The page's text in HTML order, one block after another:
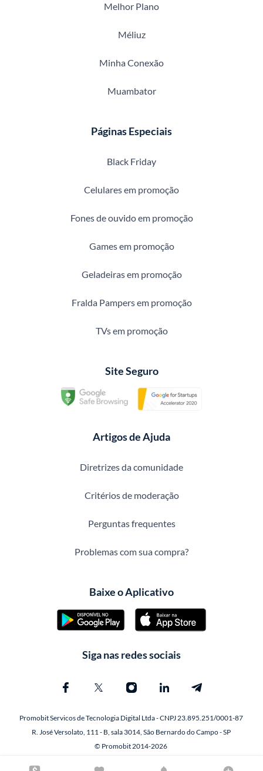
Melhor Plano
Méliuz
Minha Conexão
Muambator
Páginas Especiais
Black Friday
Celulares em promoção
Fones de ouvido em promoção
Games em promoção
Geladeiras em promoção
Fralda Pampers em promoção
TVs em promoção
Site Seguro
Artigos de Ajuda
Diretrizes da comunidade
Critérios de moderação
Perguntas frequentes
Problemas com sua compra?
Baixe o Aplicativo
Siga nas redes sociais
Promobit Servicos de Tecnologia Digital Ltda - CNPJ 23.895.251/0001-87
R. José Versolato, 111 - B, sala 3014, São Bernardo do Campo - SP
© Promobit 2014-2026